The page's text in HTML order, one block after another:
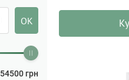
54500 грн